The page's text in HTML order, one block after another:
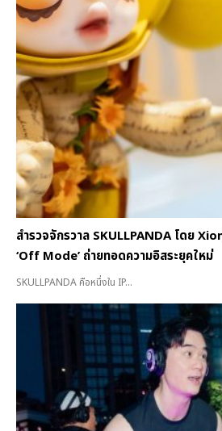
สำรวจจักรวาล SKULLPANDA โดย
‘Off Mode’ ถ่ายทอดความอิสระยุคใหม่
SKULLPANDA คือหนึ่งใน IP...